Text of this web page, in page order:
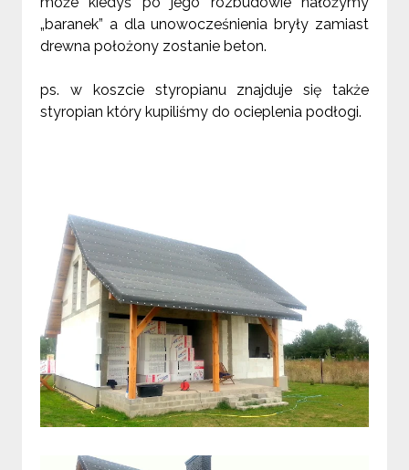
„baranek” a dla unowocześnienia bryły zamiast
drewna położony zostanie beton.
ps. w koszcie styropianu znajduje się także
styropian który kupiliśmy do ocieplenia podłogi.